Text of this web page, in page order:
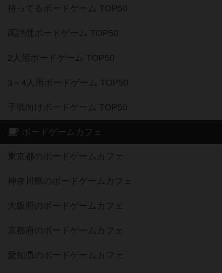
持ってるボードゲーム TOP50
高評価ボードゲーム TOP50
2人用ボードゲーム TOP50
3～4人用ボードゲーム TOP50
子供向けボードゲーム TOP50
ボードゲームカフェ
東京都のボードゲームカフェ
神奈川県のボードゲームカフェ
大阪府のボードゲームカフェ
京都府のボードゲームカフェ
愛知県のボードゲームカフェ